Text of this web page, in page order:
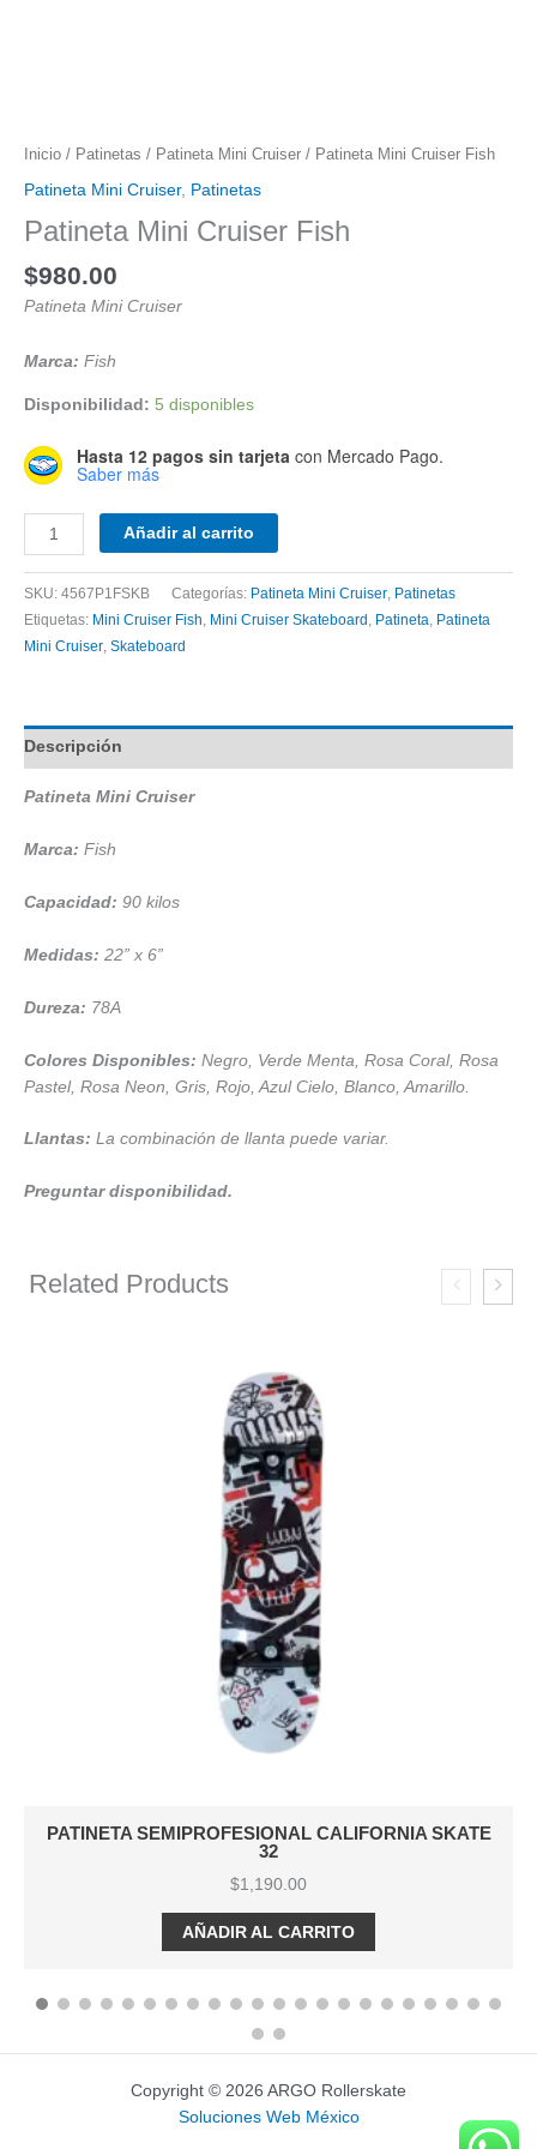
Inicio / Patinetas / Patineta Mini Cruiser / Patineta Mini Cruiser Fish
Patineta Mini Cruiser, Patinetas
Patineta Mini Cruiser Fish
$980.00
Patineta Mini Cruiser
Marca: Fish
Disponibilidad: 5 disponibles
Hasta 12 pagos sin tarjeta con Mercado Pago.
Saber más
Patineta
Mini
Cruiser
Fish
cantidad
Añadir al carrito
SKU: 4567P1FSKB Categorías: Patineta Mini Cruiser, Patinetas
Etiquetas: Mini Cruiser Fish, Mini Cruiser Skateboard , Patineta, Patineta
Mini Cruiser, Skateboard
Descripción
Patineta Mini Cruiser
Marca: Fish
Capacidad: 90 kilos
Medidas: 22” x 6”
Dureza: 78A
Colores Disponibles: Negro, Verde Menta, Rosa Coral, Rosa
Pastel, Rosa Neon, Gris, Rojo, Azul Cielo, Blanco, Amarillo.
Llantas: La combinación de llanta puede variar.
Preguntar disponibilidad.
Related Products
PATINETA SEMIPROFESIONAL CALIFORNIA SKATE
32
$1,190.00
AÑADIR AL CARRITO
Copyright © 2026 ARGO Rollerskate
Soluciones Web México